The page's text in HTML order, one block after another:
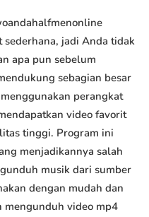
jadi Anda tidak
apa pun sebelum
sebagian besar
perangkat
video favorit
tinggi. Program ini
menjadikannya salah
musik dari sumber
dengan mudah dan
mengunduh video mp4